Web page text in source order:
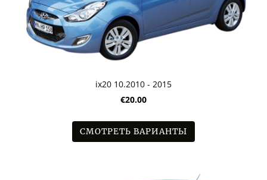
ix20 10.2010 - 2015
€20.00
СМОТРЕТЬ ВАРИАНТЫ